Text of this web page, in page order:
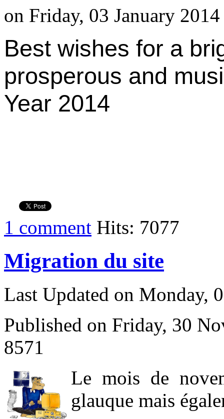
on Friday, 03 January
Best wishes for a
prosperous and
Year 2014
1 comment Hits: 7077
Migration du site
Last Updated on Monday,
Published on Friday, 30
8571
Le mois de
glauque mais